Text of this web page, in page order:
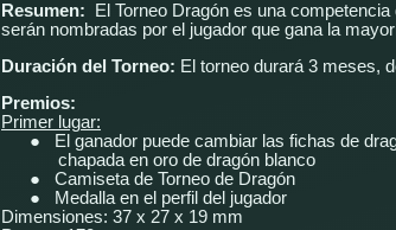
Resumen:
El Torneo Dragón es una
serán nombradas por el jugador que gana la
Duración del Torneo: El torneo durará 3 meses,
Premios:
Primer lugar:
●
El ganador puede cambiar las fichas de
chapada en oro de dragón blanco
●
Camiseta de Torneo de Dragón
●
Medalla en el perfil del jugador
Dimensiones: 37 x 27 x 19 mm